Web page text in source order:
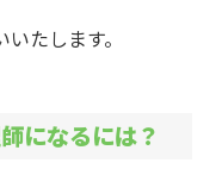
たします。
になるには？